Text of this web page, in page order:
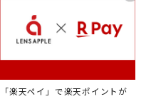
「楽天ペイ」で楽天ポイントが